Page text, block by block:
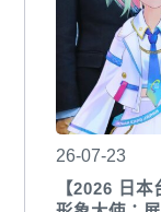
26-07-23
【2026 日